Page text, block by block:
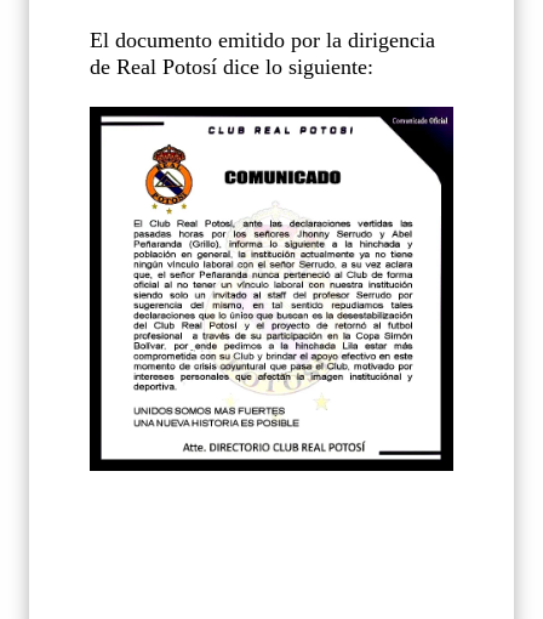
El documento emitido por la dirigencia
de Real Potosí dice lo siguiente: